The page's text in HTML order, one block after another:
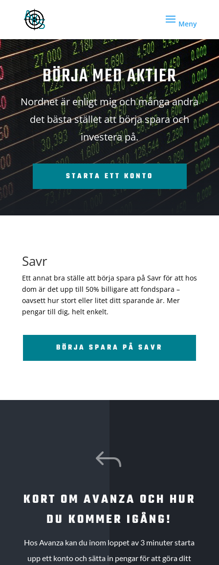
BÖRJA MED AKTIER
Nordnet är enligt mig och många andra
det bästa stället att börja spara och
investera på.
STARTA ETT KONTO
Savr
Ett annat bra ställe att börja spara på Savr för att hos
dom är det upp till 50% billigare att fondspara –
oavsett hur stort eller litet ditt sparande är. Mer
pengar till dig, helt enkelt.
BÖRJA SPARA PÅ SAVR
J
KORT OM AVANZA OCH HUR
DU KOMMER IGÅNG!
Hos Avanza kan du inom loppet av 3 minuter starta
upp ett konto och sätta in pengar för att göra ditt